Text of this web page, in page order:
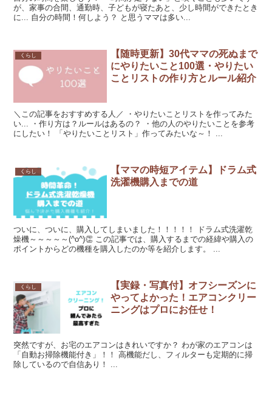
が、家事の合間、通勤時、子どもが寝たあと、少し時間ができたとき
に... 自分の時間！何しよう？ と思うママは多い...
くらし
【随時更新】30代ママの死ぬまで
にやりたいこと100選・やりたい
ことリストの作り方とルール紹介
＼この記事をおすすめする人／ ・やりたいことリストを作ってみた
い... ・作り方は？ルールはあるの？ ・他の人のやりたいことを参考
にしたい！ 「やりたいことリスト」作ってみたいな～！ ...
くらし
【ママの時短アイテム】ドラム式
洗濯機購入までの道
ついに、ついに、購入してしまいました！！！！！ ドラム式洗濯乾
燥機～～～～～(^o^)👏 この記事では、購入するまでの経緯や購入の
ポイントからどの機種を購入したのか等を紹介します。 ...
くらし
【実録・写真付】オフシーズンに
やってよかった！エアコンクリー
ニングはプロにお任せ！
突然ですが、お宅のエアコンはきれいですか？ わが家のエアコンは
「自動お掃除機能付き」！！ 高機能だし、フィルターも定期的に掃
除しているので自信あり！ ...